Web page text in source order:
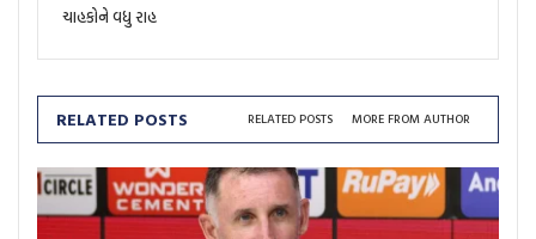
ચાહકોને વધુ રાહ
RELATED POSTS RELATED POSTS MORE FROM AUTHOR